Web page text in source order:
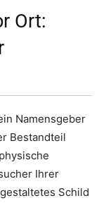
Ort:
Namensgeber
Bestandteil
Ihrer
Schild